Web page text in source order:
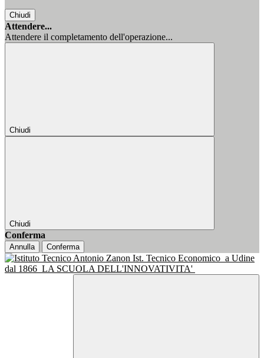
Chiudi
Attendere...
Attendere il completamento dell'operazione...
Chiudi
Chiudi
Conferma
Annulla Conferma
Ist. Tecnico Economico a Udine
dal 1866 LA SCUOLA DELL'INNOVATIVITA'